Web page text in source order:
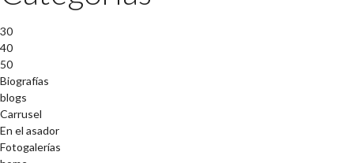
30
40
50
Biografías
blogs
Carrusel
En el asador
Fotogalerías